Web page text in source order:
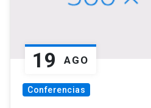
19 AGO
Conferencias